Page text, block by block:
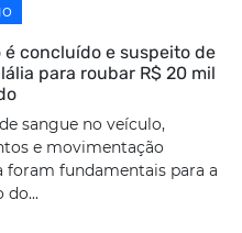
é concluído e suspeito de
para roubar R$ 20 mil
sangue no veículo,
e movimentação
foram fundamentais para a
do...